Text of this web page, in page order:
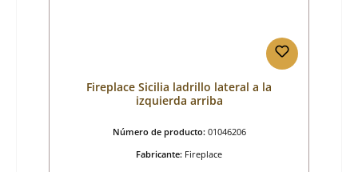
Fireplace Sicilia ladrillo lateral a la
izquierda arriba
Número de producto: 01046206
Fabricante: Fireplace